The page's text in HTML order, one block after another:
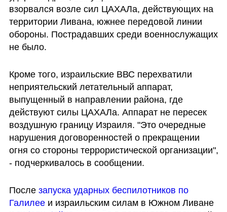
взорвался возле сил ЦАХАЛа, действующих на
территории Ливана, южнее передовой линии
обороны. Пострадавших среди военнослужащих
не было.
Кроме того, израильские ВВС перехватили
неприятельский летательный аппарат,
выпущенный в направлении района, где
действуют силы ЦАХАЛа. Аппарат не пересек
воздушную границу Израиля. "Это очередные
нарушения договоренностей о прекращении
огня со стороны террористической организации",
- подчеркивалось в сообщении.
После запуска ударных беспилотников по
Галилее и израильским силам в Южном Ливане